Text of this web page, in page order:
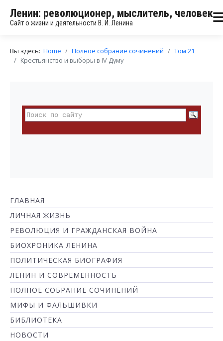
Ленин: революционер, мыслитель, человек
Сайт о жизни и деятельности В. И. Ленина
Вы здесь: Home Полное собрание сочинений
Том 21
Крестьянство и выборы в IV Думу
ГЛАВНАЯ
ЛИЧНАЯ ЖИЗНЬ
РЕВОЛЮЦИЯ И ГРАЖДАНСКАЯ ВОЙНА
БИОХРОНИКА ЛЕНИНА
ПОЛИТИЧЕСКАЯ БИОГРАФИЯ
ЛЕНИН И СОВРЕМЕННОСТЬ
ПОЛНОЕ СОБРАНИЕ СОЧИНЕНИЙ
МИФЫ И ФАЛЬШИВКИ
БИБЛИОТЕКА
НОВОСТИ